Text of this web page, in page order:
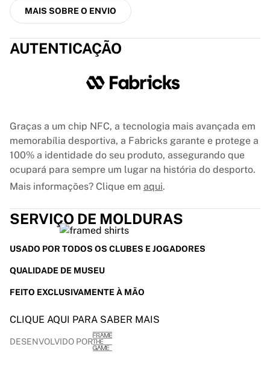
Team Visma | Lease a bike
Soudal Quick Step
Netcompany INEOS
EF Education
Ver tudo sobre ciclismo
Gloucester Rugby
Bath Rugby
ASM Clermont Auvergne
Harlequins
Ver tudo sobre râguebi
England Cricket
Delhi Capitals
Cricket Ireland
Ver tudo sobre críquete
Aalborg Pirates
NHL Alumni
Ver tudo sobre hóquei no gelo
MAIS SOBRE O ENVIO
AUTENTICAÇÃO
Graças a um chip NFC, a tecnologia mais avançada em
memorabília desportiva, a Fabricks garante e protege a
100% a identidade do seu produto, assegurando que
ocupará para sempre um lugar na história do desporto.
Mais informações? Clique em aqui.
SERVIÇO DE MOLDURAS
USADO POR TODOS OS CLUBES E JOGADORES
QUALIDADE DE MUSEU
FEITO EXCLUSIVAMENTE À MÃO
CLIQUE AQUI PARA SABER MAIS
DESENVOLVIDO POR